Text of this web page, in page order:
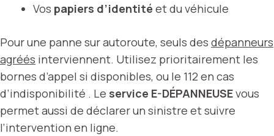
Vos papiers d’identité et du véhicule
Pour une panne sur autoroute, seuls des dépanneurs
agréés interviennent. Utilisez prioritairement les
bornes d’appel si disponibles, ou le 112 en cas
d’indisponibilité . Le service E-DÉPANNEUSEvous
permet aussi de déclarer un sinistre et suivre
l’intervention en ligne.